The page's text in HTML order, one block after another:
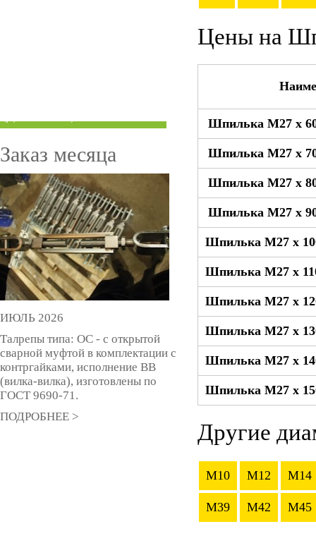
Цены на
Шпилька М27 x
Шпилька М27 x
Шпилька М27 x
Шпилька М27 x
Шпилька М27 x
Шпилька М27 x
Шпилька М27 x
Шпилька М27 x
Шпилька М27 x
Шпилька М27 x
Другие
M10 M12 M14
M39 M42 M45
Заказ месяца
ИЮЛЬ 2026
Талрепы типа: ОС - с открытой
сварной муфтой в комплектации с
контргайками, исполнение ВВ
(вилка-вилка), изготовлены по
ГОСТ 9690-71.
ПОДРОБНЕЕ >